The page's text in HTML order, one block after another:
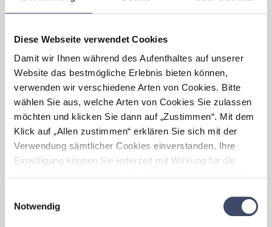
Diese Webseite verwendet Cookies
Damit wir Ihnen während des Aufenthaltes auf unserer
Website das bestmögliche Erlebnis bieten können,
verwenden wir verschiedene Arten von Cookies. Bitte
wählen Sie aus, welche Arten von Cookies Sie zulassen
möchten und klicken Sie dann auf „Zustimmen“. Mit dem
Klick auf „Allen zustimmen“ erklären Sie sich mit der
Verwendung sämtlicher Cookies einverstanden. Ihre
Einwilligung können Sie jederzeit mit Wirkung für die
https://www.unternehmen-fuer-familien.at/cookie-
Notwendig
ergeben?
Maßnahmen und der damit in
mit dem Gütesiegel „Vereinbarkeit von Beruf
& Familie“, erhöht sich der Bekanntheitsgrad
der Wiener Linien am Arbeitsmarkt als
familienfreundlicher Arbeitgeber. Dies führt
dazu, dass sich Zielgruppen für das
Unternehmen interessieren, die es davor
nicht in ihrem Fokus hatten. Dadurch erhöht
sich die Anzahl an interessierten
BewerberInnen und bringt uns eine neue
Arbeitszufriedenheit.